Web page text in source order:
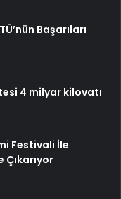
Başarıları
4 milyar kilovatı
Festivali İle